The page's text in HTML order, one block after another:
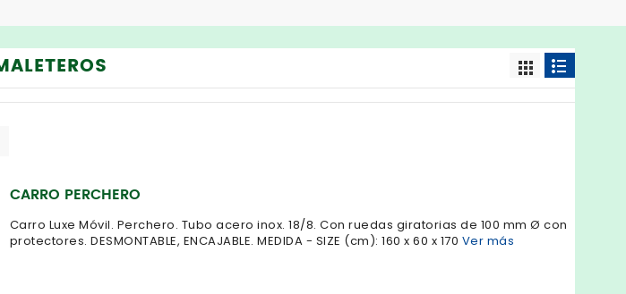
CARRO PERCHERO
Carro Luxe Móvil. Perchero. Tubo acero inox. 18/8. Con ruedas giratorias de 100 mm Ø con
protectores. DESMONTABLE, ENCAJABLE. MEDIDA - SIZE (cm): 160 x 60 x 170 Ver más